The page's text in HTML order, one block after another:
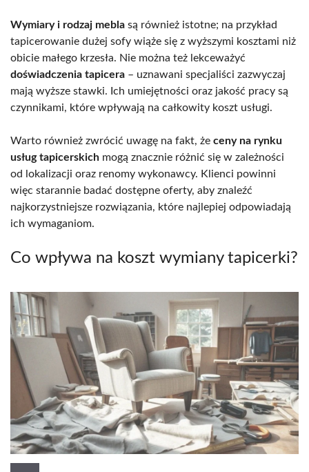
Wymiary i rodzaj mebla są również istotne; na przykład
tapicerowanie dużej sofy wiąże się z wyższymi kosztami niż
obicie małego krzesła. Nie można też lekceważyć
doświadczenia tapicera – uznawani specjaliści zazwyczaj
mają wyższe stawki. Ich umiejętności oraz jakość pracy są
czynnikami, które wpływają na całkowity koszt usługi.
Warto również zwrócić uwagę na fakt, że ceny na rynku
usług tapicerskich mogą znacznie różnić się w zależności
od lokalizacji oraz renomy wykonawcy. Klienci powinni
więc starannie badać dostępne oferty, aby znaleźć
najkorzystniejsze rozwiązania, które najlepiej odpowiadają
ich wymaganiom.
Co wpływa na koszt wymiany tapicerki?